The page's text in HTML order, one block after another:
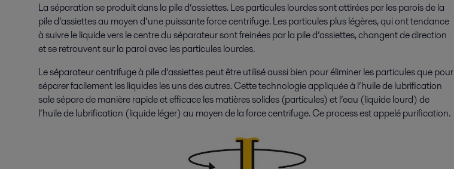
La séparation se produit dans la pile d’assiettes. Les particules lourdes sont attirées par les parois de la
pile d’assiettes au moyen d’une puissante force centrifuge. Les particules plus légères, qui ont tendance
à suivre le liquide vers le centre du séparateur sont freinées par la pile d’assiettes, changent de direction
et se retrouvent sur la paroi avec les particules lourdes.
Le séparateur centrifuge à pile d’assiettes peut être utilisé aussi bien pour éliminer les particules que pour
séparer facilement les liquides les uns des autres. Cette technologie appliquée à l’huile de lubrification
sale sépare de manière rapide et efficace les matières solides (particules) et l’eau (liquide lourd) de
l’huile de lubrification (liquide léger) au moyen de la force centrifuge. Ce process est appelé purification.